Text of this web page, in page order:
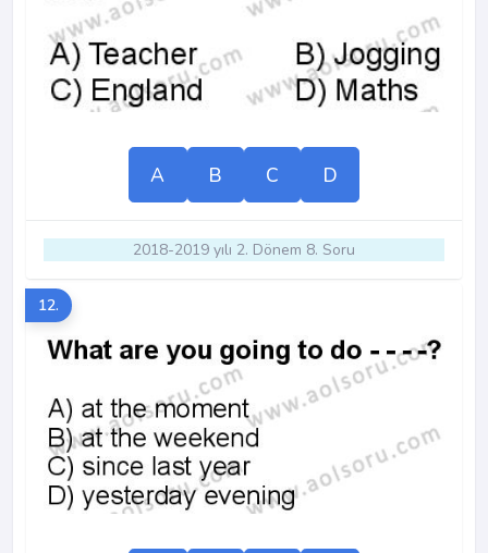
A B C D
2018-2019 yılı 2. Dönem 8. Soru
12.